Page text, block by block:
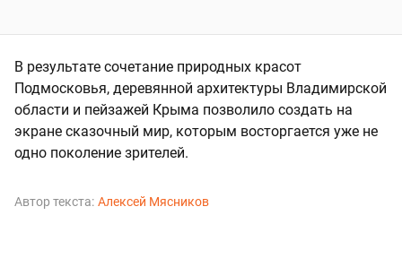
В результате сочетание природных красот
Подмосковья, деревянной архитектуры Владимирской
области и пейзажей Крыма позволило создать на
экране сказочный мир, которым восторгается уже не
одно поколение зрителей.
Автор текста: Алексей Мясников